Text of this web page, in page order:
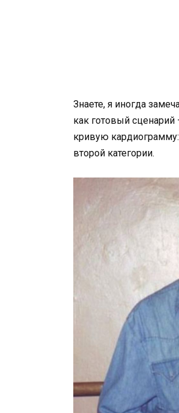
Знаете, я иногда
как готовый сценарий
кривую
второй категории.